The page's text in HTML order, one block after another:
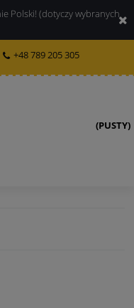
Polski! (dotyczy wybranych
+48 789 205 305
(PUSTY)